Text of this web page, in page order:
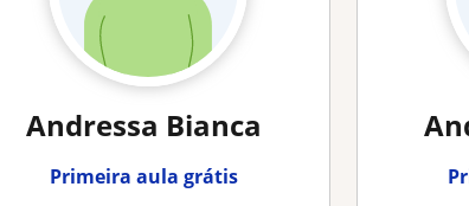
Andressa Bianca
Primeira aula grátis